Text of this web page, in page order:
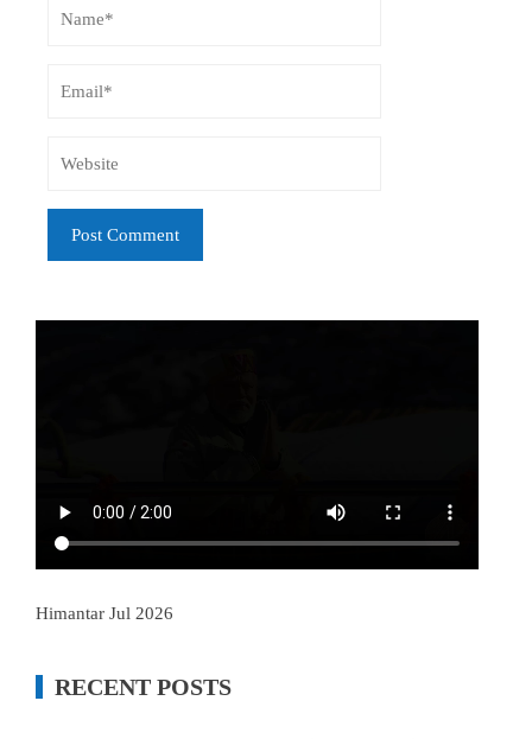
Himantar Jul 2026
RECENT POSTS